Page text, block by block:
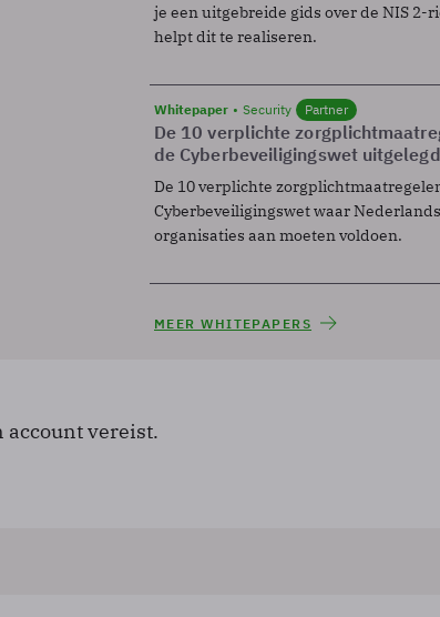
je een uitgebreide gids over de NIS 2-
helpt dit te realiseren.
Whitepaper Security Partner
De 10 verplichte
de Cyberbeveiligingswet uitgelegd
De 10 verplichte
Cyberbeveiligingswet waar
organisaties aan moeten voldoen.
MEER WHITEPAPERS
account vereist.